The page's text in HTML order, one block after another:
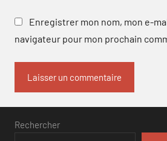
Enregistrer mon nom, mon e-
navigateur pour mon prochain
Rechercher